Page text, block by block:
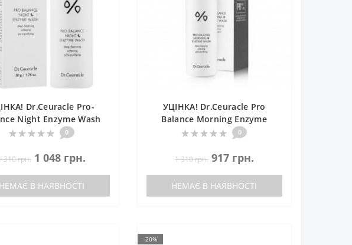
Dr.Ceuracle Pro-
Night Enzyme Wash
пудра з деревним
0
310 грн. 1 048 грн.
НЕМАЄ В НАЯВНОСТІ
УЦІНКА! Dr.Ceuracle Pro
Balance Morning Enzyme
Wash Ензимна пудра з
шкіри
0
1 310 грн. 917 грн.
НЕМАЄ В НАЯВНОСТІ
-20%